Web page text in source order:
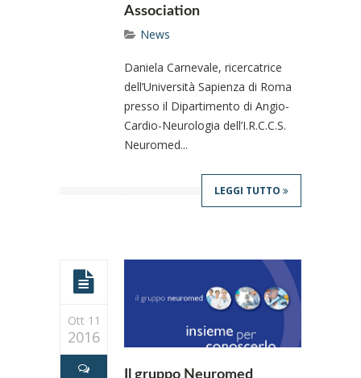
Association
News
Daniela Carnevale, ricercatrice
dell’Università Sapienza di Roma
presso il Dipartimento di Angio-
Cardio-Neurologia dell’I.R.C.C.S.
Neuromed...
LEGGI TUTTO
Ott 11
2016
Il gruppo Neuromed